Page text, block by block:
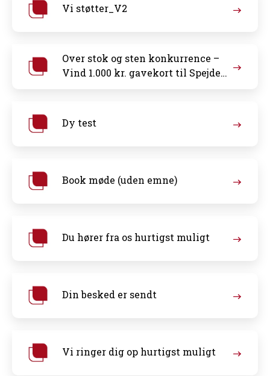
Vi støtter_V2
Over stok og sten konkurrence –
Vind 1.000 kr. gavekort til Spejder
Dy test
Book møde (uden emne)
Du hører fra os hurtigst muligt
Din besked er sendt
Vi ringer dig op hurtigst muligt